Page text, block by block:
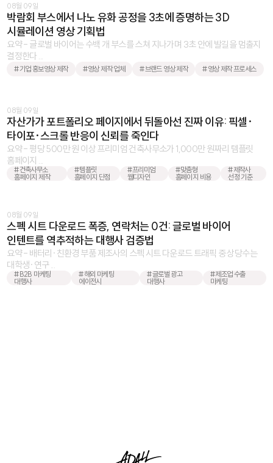
08월 09일
박람회 부스에서 나노 유화 공정을 3초에 증명하는 3D
시뮬레이션 영상 기획법
요약 - 글로벌 바이어는 수백 개 부스를 스쳐 지나가며 3초 안에 발길을 멈출지
결정한다 ...
#기업 홍보영상 제작 #영상 제작 업체 #브랜드 영상 제작 #영상 제작 프로세스
08월 09일
자산가가 포트폴리오 페이지에서 뒤돌아선 진짜 이유: 픽셀·
타이포·스크롤 반응이 신뢰를 죽인다
요약 - 평당 500만 원 이상 프리미엄 건축사무소가 1,000만 원짜리 템플릿
홈페이지 ...
#건축사무소
홈페이지 제작
#템플릿
홈페이지 단점
#프리미엄
웹디자인
#맞춤형
홈페이지 비용
#제작사
선정 기준
08월 09일
스펙 시트 다운로드 폭증, 연락처는 0건: 글로벌 바이어
인텐트를 역추적하는 대행사 검증법
요약 - 배터리·친환경 부품 제조사의 스펙 시트 다운로드 트래픽 중 상당수는
대학생·연구 ...
#B2B 마케팅
대행사
#해외 마케팅
에이전시
#글로벌 광고
대행사
#제조업 수출
마케팅